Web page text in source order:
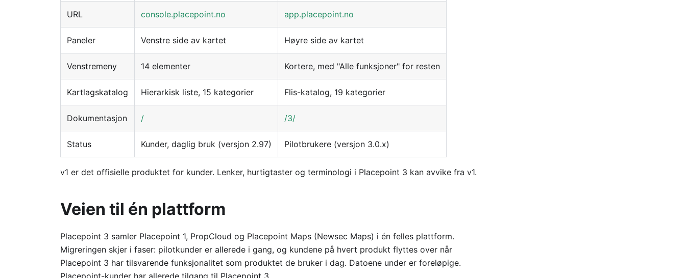
URL console.placepoint.no app.placepoint.no
Paneler Venstre side av kartet Høyre side av kartet
Venstremeny 14 elementer Kortere, med "Alle funksjoner" for resten
Kartlagskatalog Hierarkisk liste, 15 kategorier Flis-katalog, 19 kategorier
Dokumentasjon / /3/
Status Kunder, daglig bruk (versjon 2.97) Pilotbrukere (versjon 3.0.x)
v1 er det offisielle produktet for kunder. Lenker, hurtigtaster og terminologi i Placepoint 3 kan avvike fra v1.
Veien til én plattform
Placepoint 3 samler Placepoint 1, PropCloud og Placepoint Maps (Newsec Maps) i én felles plattform.
Migreringen skjer i faser: pilotkunder er allerede i gang, og kundene på hvert produkt flyttes over når
Placepoint 3 har tilsvarende funksjonalitet som produktet de bruker i dag. Datoene under er foreløpige.
Placepoint-kunder har allerede tilgang til Placepoint 3.